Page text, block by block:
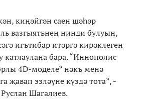
киңәйгән саен шәһәр
вазгыятьнең нинди булуын,
игътибар итәргә кирәклеген
катлаулана бара. “Иннополис
4D-моделе” нәкъ менә
җавап эзләүне күздә тота”, -
Шагалиев.